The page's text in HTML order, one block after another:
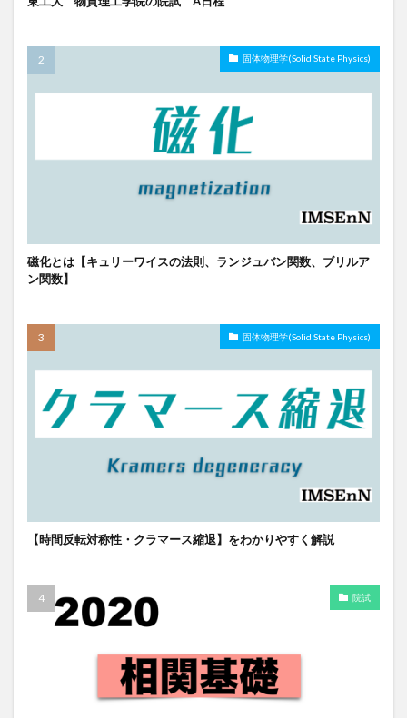
固体物理学(Solid State Physics)
磁化とは【キュリーワイスの法則、ランジュバン関数、ブリルア
ン関数】
固体物理学(Solid State Physics)
【時間反転対称性・クラマース縮退】をわかりやすく解説
院試